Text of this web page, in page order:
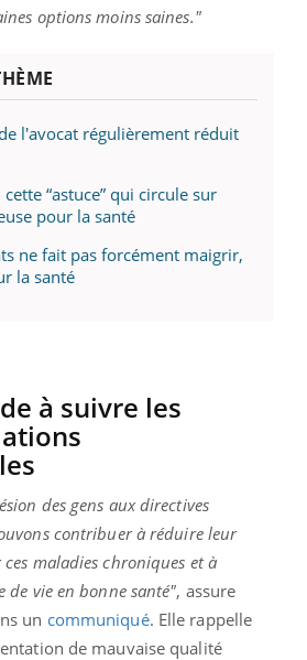
options moins saines."
l'avocat régulièrement réduit
“astuce” qui circule sur
pour la santé
ne fait pas forcément maigrir,
la santé
à suivre les
des gens aux directives
contribuer à réduire leur
maladies chroniques et à
de vie en bonne santé", assure
un communiqué. Elle rappelle
de mauvaise qualité